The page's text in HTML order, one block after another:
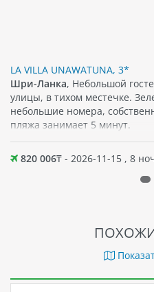
LA VILLA UNAWATUNA, 3*
Шри-Ланка, Небольшой
улицы, в тихом местечке.
небольшие номера,
пляжа занимает 5 минут.
820 006₸ - 2026-11-15 , 8